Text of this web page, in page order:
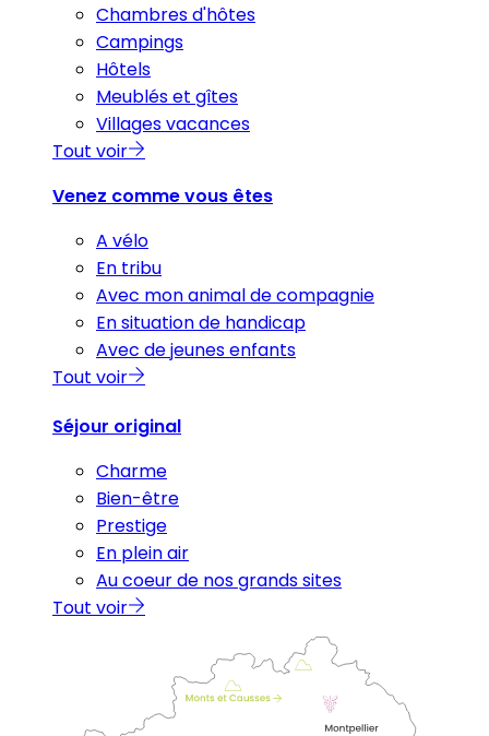
Chambres d'hôtes
Campings
Hôtels
Meublés et gîtes
Villages vacances
Tout voir
Venez comme vous êtes
A vélo
En tribu
Avec mon animal de compagnie
En situation de handicap
Avec de jeunes enfants
Tout voir
Séjour original
Charme
Bien-être
Prestige
En plein air
Au coeur de nos grands sites
Tout voir